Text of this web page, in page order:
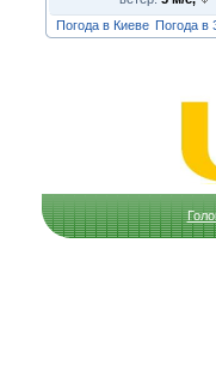
Погода в Киеве Погода в